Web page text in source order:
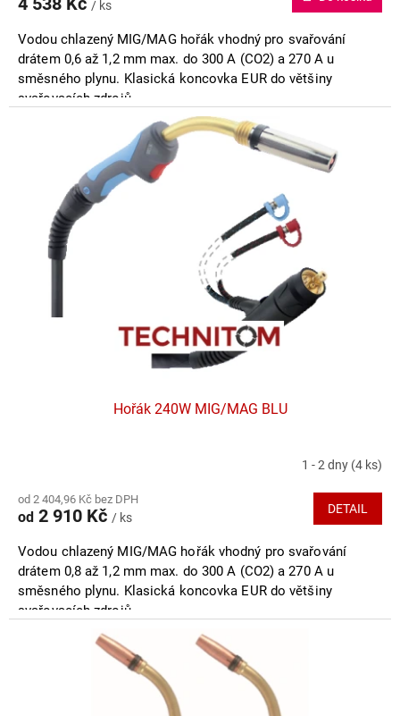
je
z
5
hvězdiček.
/ ks
Vodou chlazený MIG/MAG hořák vhodný pro svařování
drátem 0,6 až 1,2 mm max. do 300 A (CO2) a 270 A u
směsného plynu. Klasická koncovka EUR do většiny
svařovacích zdrojů.
Hořák 240W MIG/MAG BLU
1 - 2 dny (4 ks)
od 2 404,96 Kč bez DPH
od 2 910 Kč / ks
DETAIL
Vodou chlazený MIG/MAG hořák vhodný pro svařování
drátem 0,8 až 1,2 mm max. do 300 A (CO2) a 270 A u
směsného plynu. Klasická koncovka EUR do většiny
svařovacích zdrojů.